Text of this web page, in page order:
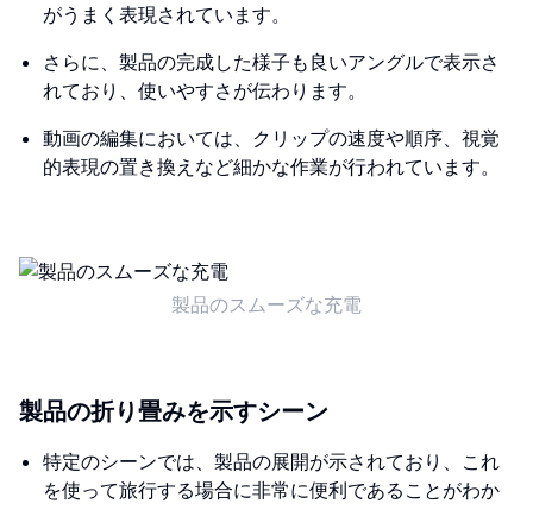
がうまく表現されています。
さらに、製品の完成した様子も良いアングルで表示さ
れており、使いやすさが伝わります。
動画の編集においては、クリップの速度や順序、視覚
的表現の置き換えなど細かな作業が行われています。
製品のスムーズな充電
製品の折り畳みを示すシーン
特定のシーンでは、製品の展開が示されており、これ
を使って旅行する場合に非常に便利であることがわか